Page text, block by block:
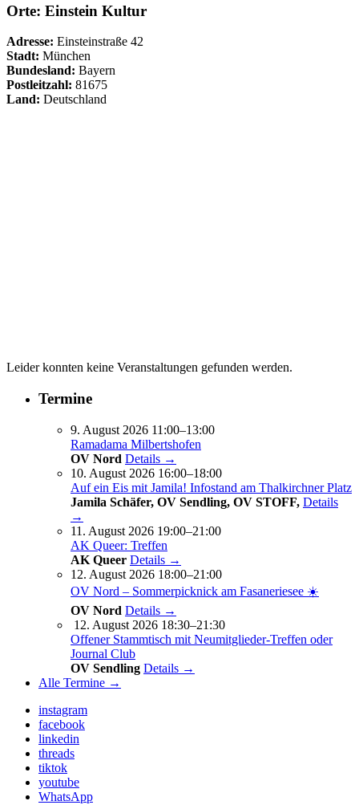
Orte: Einstein Kultur
Adresse: Einsteinstraße 42
Stadt: München
Bundesland: Bayern
Postleitzahl: 81675
Land: Deutschland
Leider konnten keine Veranstaltungen gefunden werden.
Termine
9. August 2026 11:00–13:00
Ramadama Milbertshofen
OV Nord Details →
10. August 2026 16:00–18:00
Auf ein Eis mit Jamila! Infostand am Thalkirchner Platz
Jamila Schäfer, OV Sendling, OV STOFF, Details
→
11. August 2026 19:00–21:00
AK Queer: Treffen
AK Queer Details →
12. August 2026 18:00–21:00
OV Nord – Sommerpicknick am Fasaneriesee ☀️
OV Nord Details →
12. August 2026 18:30–21:30
Offener Stammtisch mit Neumitglieder-Treffen oder
Journal Club
OV Sendling Details →
Alle Termine →
instagram
facebook
linkedin
threads
tiktok
youtube
WhatsApp